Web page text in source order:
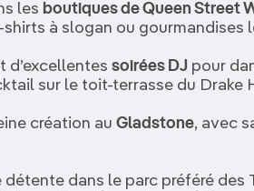
les boutiques de Queen Street
à slogan ou gourmandises
d’excellentes soirées DJ pour
sur le toit-terrasse du Drake
création au Gladstone, avec
détente dans le parc préféré des